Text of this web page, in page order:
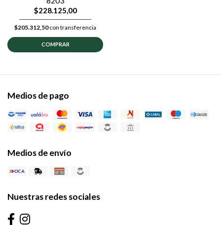
$228.125,00
$205.312,50con transferencia
COMPRAR
Medios de pago
Medios de envío
Nuestras redes sociales